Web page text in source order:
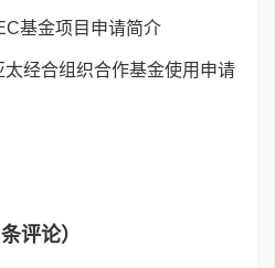
基金项目申请简介
太经合组织合作基金使用申请
条评论）